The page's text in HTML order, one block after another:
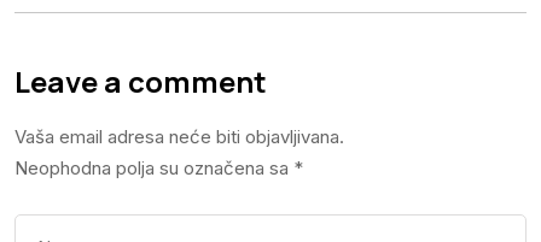
Leave a comment
Vaša email adresa neće biti objavljivana.
Neophodna polja su označena sa *